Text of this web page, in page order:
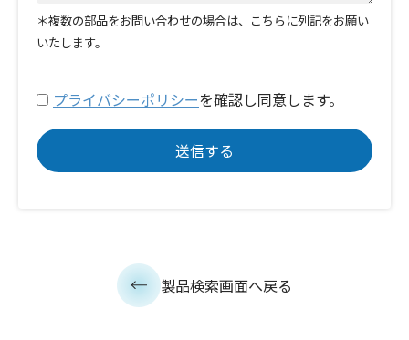
＊複数の部品をお問い合わせの場合は、こちらに列記をお願い
いたします。
プライバシーポリシーを確認し同意します。
製品検索画面へ戻る